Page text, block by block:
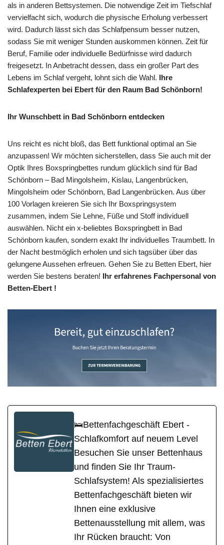
als in anderen Bettsystemen. Die notwendige Zeit im Tiefschlaf
vervielfacht sich, wodurch die physische Erholung verbessert
wird. Dadurch lässt sich das Schlafpensum besser nutzen,
sodass Sie mit weniger Stunden auskommen können. Zeit für
Beruf, Familie oder individuelle Bedürfnisse wird dadurch
freigesetzt. In Anbetracht dessen, dass ein großer Part des
Lebens im Schlaf vergeht, lohnt sich die Wahl. Ihre
Schlafexperten bei Ebert für den Raum Bad Schönborn!
Ihr Wunschbett in Bad Schönborn entdecken
Uns reicht es nicht bloß, das Bett funktional optimal an Sie
anzupassen! Wir möchten sicherstellen, dass Sie auch mit der
Optik Ihres Boxspringbettes rundum glücklich sind für Bad
Schönborn – Bad Mingolsheim, Kislau, Langenbrücken,
Mingolsheim oder Schönborn, Bad Langenbrücken. Aus über
100 Vorlagen kreieren Sie sich Ihr Boxspringsystem
zusammen, indem Sie Lehne, Füße und Stoff individuell
auswählen. Nicht ein x-beliebtes Boxspringbett in Bad
Schönborn kaufen, sondern exakt Ihr individuelles Traumbett. In
der Nacht bestmöglich erholen und sich tagsüber über das
gelungene Aussehen erfreuen. Gehen Sie zu Betten Ebert, hier
werden Sie bestens beraten! Ihr erfahrenes Fachpersonal von
Betten-Ebert !
🛌Bettenfachgeschäft Ebert -
Schlafkomfort auf neuem Level
Besuchen Sie unser Bettenhaus
und finden Sie Ihr Traum-
Schlafsystem! Als spezialisiertes
Bettenfachgeschäft bieten wir
Ihnen eine exklusive
Bettenausstellung mit allem, was
Ihr Rücken braucht: Von